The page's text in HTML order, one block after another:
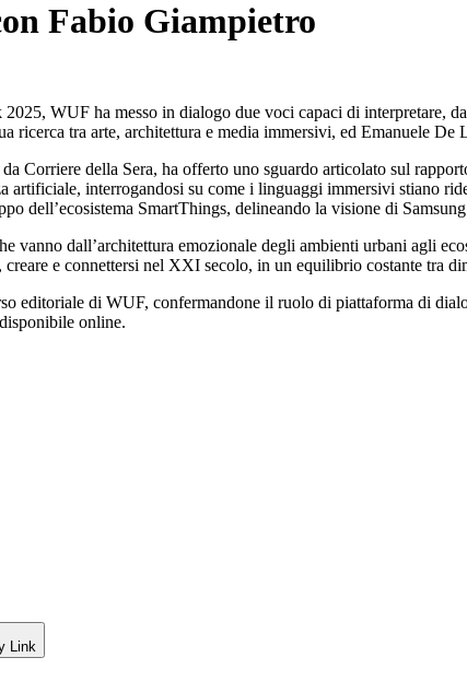
Fabio Giampietro
WUF ha messo in dialogo due voci capaci di interpretare,
ricerca tra arte, architettura e media immersivi, ed Emanuele
Corriere della Sera, ha offerto uno sguardo articolato sul
artificiale, interrogandosi su come i linguaggi immersivi stiano
dell’ecosistema SmartThings, delineando la visione di
vanno dall’architettura emozionale degli ambienti urbani agli
e connettersi nel XXI secolo, in un equilibrio costante tra
editoriale di WUF, confermandone il ruolo di piattaforma di
online.
Link